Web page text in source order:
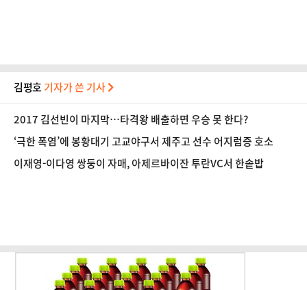
김평호 기자가 쓴 기사
2017 김선빈이 마지막…타격왕 배출하면 우승 못 한다?
‘극한 폭염’에 봉황대기 고교야구서 제주고 선수 어지럼증 호소
이재영-이다영 쌍둥이 자매, 아제르바이잔 투란VC서 한솥밥